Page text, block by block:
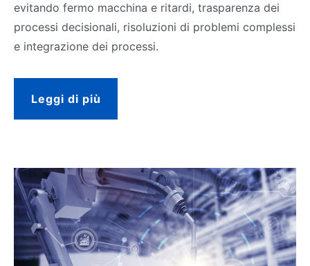
evitando fermo macchina e ritardi, trasparenza dei
processi decisionali, risoluzioni di problemi complessi
e integrazione dei processi.
Leggi di più